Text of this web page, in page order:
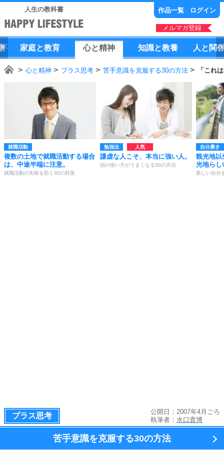
人生の教科書 作品一覧 ログイン
メルマガ登録
家庭と教育 心と精神 知識と教養 人 と 関
心と精神 プラス思考 苦手意識を克服する30の方法 「これ
就職活動
複数の土地で就職活動する場合
は、中途半端に注意。
就職活動の失敗を防ぐ30の対策
勉強法
謙虚な人こそ、本当に強い人。
頭の使い方がうまくなる30の方法
自分磨き
観光地以
光地らし
新しい自分
プラス思考
公開日：2007年4月ごろ
執筆者： 水口貴博
苦手意識を克服する30の方法